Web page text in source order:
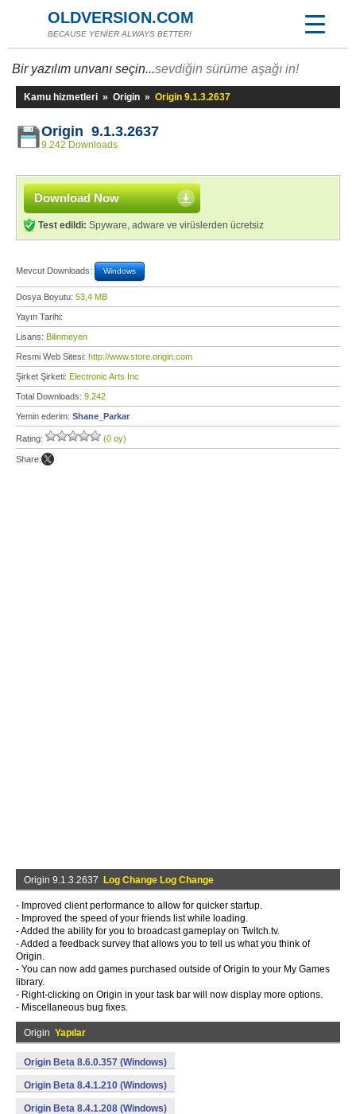
OLDVERSION.COM
BECAUSE YENİER ALWAYS BETTER!
Bir yazılım unvanı seçin...sevdiğin sürüme aşağı in!
Kamu hizmetleri » Origin » Origin 9.1.3.2637
Origin 9.1.3.2637
9.242 Downloads
Download Now
Test edildi: Spyware, adware ve virüslerden ücretsiz
Mevcut Downloads: Windows
Dosya Boyutu: 53,4 MB
Yayın Tarihi:
Lisans: Bilinmeyen
Resmi Web Sitesi: http://www.store.origin.com
Şirket Şirketi: Electronic Arts Inc
Total Downloads: 9.242
Yemin ederim: Shane_Parkar
Rating: (0 oy)
Share:
Origin 9.1.3.2637 Log Change Log Change
- Improved client performance to allow for quicker startup.
- Improved the speed of your friends list while loading.
- Added the ability for you to broadcast gameplay on Twitch.tv.
- Added a feedback survey that allows you to tell us what you think of
Origin.
- You can now add games purchased outside of Origin to your My Games
library.
- Right-clicking on Origin in your task bar will now display more options.
- Miscellaneous bug fixes.
Origin Yapılar
Origin Beta 8.6.0.357 (Windows)
Origin Beta 8.4.1.210 (Windows)
Origin Beta 8.4.1.208 (Windows)